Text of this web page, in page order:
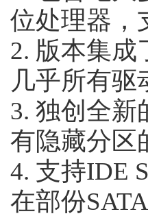
位处理器，
2. 版本集成
几乎所有驱
3. 独创全新
有隐藏分区
4. 支持IDE
在部份